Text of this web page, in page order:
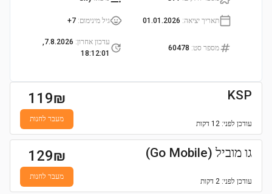
תאריך יציאה:
01.01.2026 גיל מינימום:
7+
מספר סט:
60478
עדכון אחרון:
7.8.2026,
18:12:01
KSP
עודכן לפני: 12 דקות
119₪
מעבר לחנות
גו מוביל (Go Mobile)
עודכן לפני: 2 דקות
129₪
מעבר לחנות